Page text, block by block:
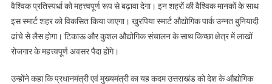
कुमार
सिंह
वैश्विक प्रतिस्पर्धा को महत्त्वपूर्ण रूप से बढ़ावा देगा। इन शहरों की वैश्विक मानकों के साथ
इस स्मार्ट शहर को विकसित किया जाएगा। खुरपिया स्मार्ट औद्योगिक पार्क उन्नत बुनियादी
ढांचे से लैस होगा। टिकाऊ और कुशल औद्योगिक संचालन के साथ किच्छा क्षेत्र में लाखों
रोजगार के महत्त्वपूर्ण अवसर पैदा होंगे।
उन्होंने कहा कि प्रधानमंत्री एवं मुख्यमंत्री का यह कदम उत्तराखंड को देश के औद्योगिक